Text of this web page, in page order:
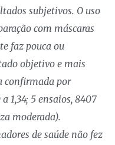
subjetivos. O uso
com máscaras
faz pouca ou
objetivo e mais
confirmada por
1,34; 5 ensaios, 8407
moderada).
de saúde não fez